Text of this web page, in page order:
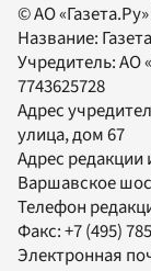
© АО
Название:
Учредитель:АО
7743625728
Адрес
улица, дом 67
Адрес редакции
Варшавское
Телефон
Факс:+7 (495)
Электронная